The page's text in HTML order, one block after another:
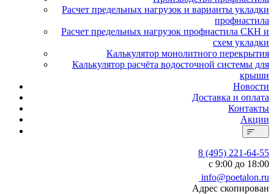
Расчет предельных нагрузок и варианты укладки
профнастила
Расчет предельных нагрузок профнастила СКН и
схем укладки
Калькулятор монолитного перекрытия
Калькулятор расчёта водосточной системы для
крыши
Новости
Доставка и оплата
Контакты
Акции
8 (495) 221-64-55
с 9:00 до 18:00
info@poetalon.ru
Адрес скопирован